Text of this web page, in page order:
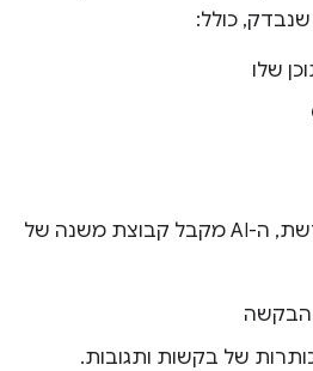
שנבדק, כולל:
שלו
לשאלות לגבי בקשות לרשת, ה-AI מקבל קבוצת משנה של
של בקשות ותגובות.